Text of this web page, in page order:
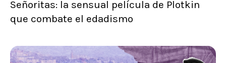
Señoritas: la sensual película de Plotkin
que combate el edadismo